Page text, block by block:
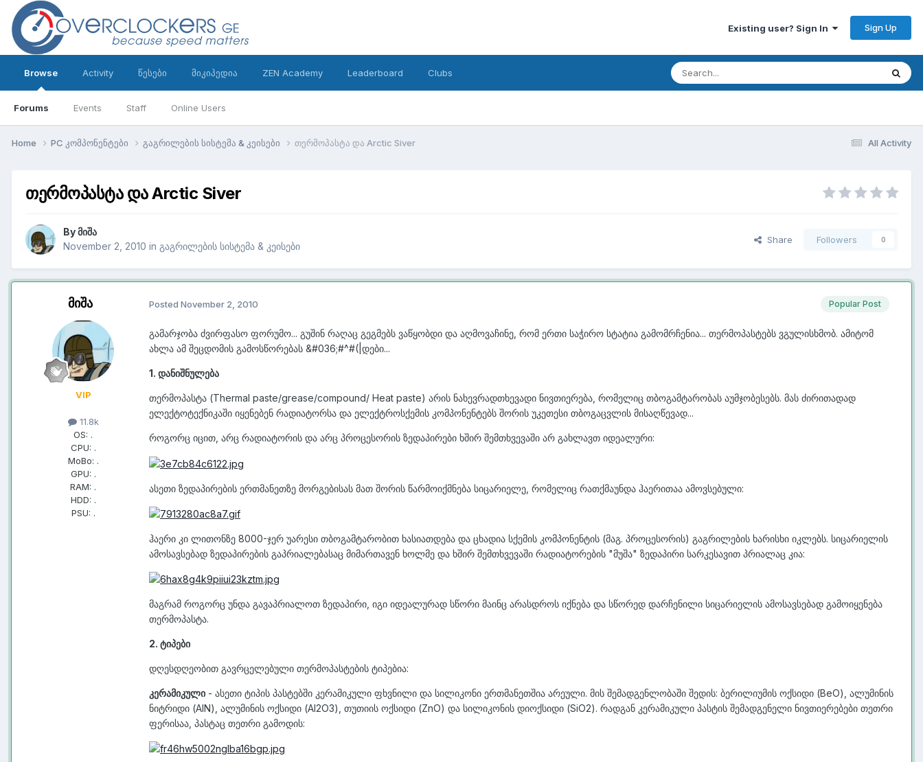
Existing user? Sign In Sign Up
Browse
Forums Events Staff Online Users
Activity წესები მიკიპედია ZEN Academy Leaderboard Clubs
All Activity
Home PC კომპონენტები გაგრილების სისტემა & კეისები თერმოპასტა და Arctic Siver
თერმოპასტა და Arctic Siver
Byმიშა
November 2, 2010 in გაგრილების სისტემა & კეისები
Share Followers 0
მიშა
VIP
11.8k
OS: .
CPU: .
MoBo: .
GPU: .
RAM: .
HDD: .
PSU: .
Popular Post
Posted November 2, 2010
გამარჯობა ძვირფასო ფორუმო... გუშინ რაღაც გეგმებს ვაწყობდი და აღმოვაჩინე, რომ ერთი საჭირო სტატია გამომრჩენია... თერმოპასტებს ვგულისხმობ. ამიტომ
ახლა ამ შეცდომის გამოსწორებას &#036;#^#(|დები...
1. დანიშნულება
თერმოპასტა (Thermal paste/grease/compound/ Heat paste) არის ნახევრადთხევადი ნივთიერება, რომელიც თბოგამტარობას აუმჯობესებს. მას ძირითადად
ელექტოტექნიკაში იყენებენ რადიატორსა და ელექტროსქემის კომპონენტებს შორის უკეთესი თბოგაცვლის მისაღწევად...
როგორც იცით, არც რადიატორის და არც პროცესორის ზედაპირები ხშირ შემთხვევაში არ გახლავთ იდეალური:
ასეთი ზედაპირების ერთმანეთზე მორგებისას მათ შორის წარმოიქმნება სიცარიელე, რომელიც რათქმაუნდა ჰაერითაა ამოვსებული:
ჰაერი კი ლითონზე 8000-ჯერ უარესი თბოგამტარობით ხასიათდება და ცხადია სქემის კომპონენტის (მაგ. პროცესორის) გაგრილების ხარისხი იკლებს. სიცარიელის
ამოსავსებად ზედაპირების გაპრიალებასაც მიმართავენ ხოლმე და ხშირ შემთხვევაში რადიატორების "მუშა" ზედაპირი სარკესავით პრიალაც კია:
მაგრამ როგორც უნდა გავაპრიალოთ ზედაპირი, იგი იდეალურად სწორი მაინც არასდროს იქნება და სწორედ დარჩენილი სიცარიელის ამოსავსებად გამოიყენება
თერმოპასტა.
2. ტიპები
დღესდღეობით გავრცელებული თერმოპასტების ტიპებია:
კერამიკული - ასეთი ტიპის პასტებში კერამიკული ფხვნილი და სილიკონი ერთმანეთშია არეული. მის შემადგენლობაში შედის: ბერილიუმის ოქსიდი (BeO), ალუმინის
ნიტრიდი (AlN), ალუმინის ოქსიდი (Al2O3), თუთიის ოქსიდი (ZnO) და სილიკონის დიოქსიდი (SiO2). რადგან კერამიკული პასტის შემადგენელი ნივთიერებები თეთრი
ფერისაა, პასტაც თეთრი გამოდის: